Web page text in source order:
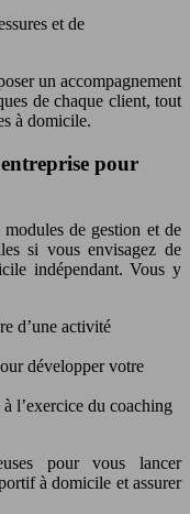
et de
un accompagnement
de chaque client, tout
à domicile.
pour
de gestion et de
si vous envisagez de
indépendant. Vous y
d’une activité
développer votre
l’exercice du coaching
pour vous lancer
à domicile et assurer